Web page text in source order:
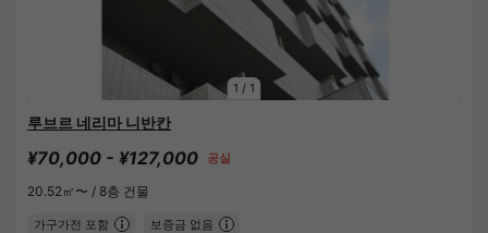
1 / 1
루브르 네리마 니반칸
¥70,000 - ¥127,000 공실
20.52㎡〜 / 8층 건물
가구가전 포함 보증금 없음